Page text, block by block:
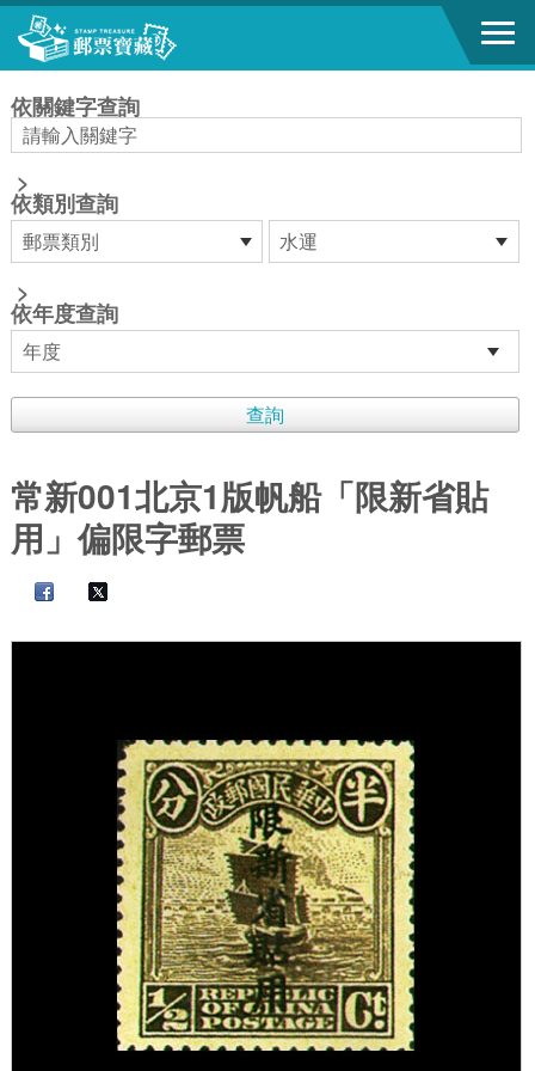
跳到主要內容區塊
依關鍵字查詢
>
依類別查詢
>
依年度查詢
常新001北京1版帆船「限新省貼
用」偏限字郵票